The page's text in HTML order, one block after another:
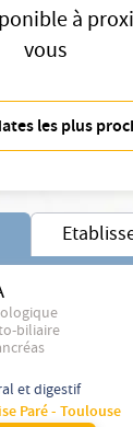
à
vous
les plus
biliaire
et digestif
Paré - Toulouse